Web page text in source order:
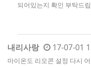
되어있는지 확인 부탁드
내리사랑 17-07-01
마이온도 리모콘 설정 다시